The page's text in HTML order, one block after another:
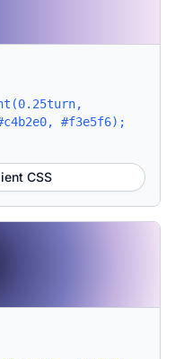
#f3e5f6);
CSS